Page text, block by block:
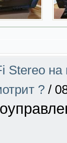
Stereo
? /